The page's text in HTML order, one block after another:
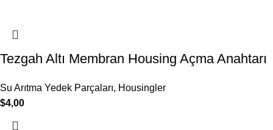
Tezgah Altı Membran Housing Açma Anahtarı
Su Arıtma Yedek Parçaları, Housingler
$4,00